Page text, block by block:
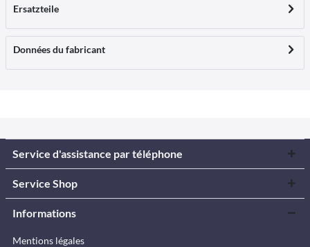
Ersatzteile
Données du fabricant
Service d'assistance par téléphone
Service Shop
Informations
Mentions légales